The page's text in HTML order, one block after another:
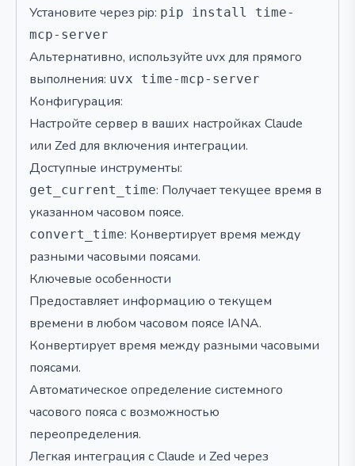
Установите через pip: pip install time-
mcp-server
Альтернативно, используйте uvx для прямого
выполнения: uvx time-mcp-server
Конфигурация:
Настройте сервер в ваших настройках Claude
или Zed для включения интеграции.
Доступные инструменты:
get_current_time: Получает текущее время в
указанном часовом поясе.
convert_time: Конвертирует время между
разными часовыми поясами.
Ключевые особенности
Предоставляет информацию о текущем
времени в любом часовом поясе IANA.
Конвертирует время между разными часовыми
поясами.
Автоматическое определение системного
часового пояса с возможностью
переопределения.
Легкая интеграция с Claude и Zed через